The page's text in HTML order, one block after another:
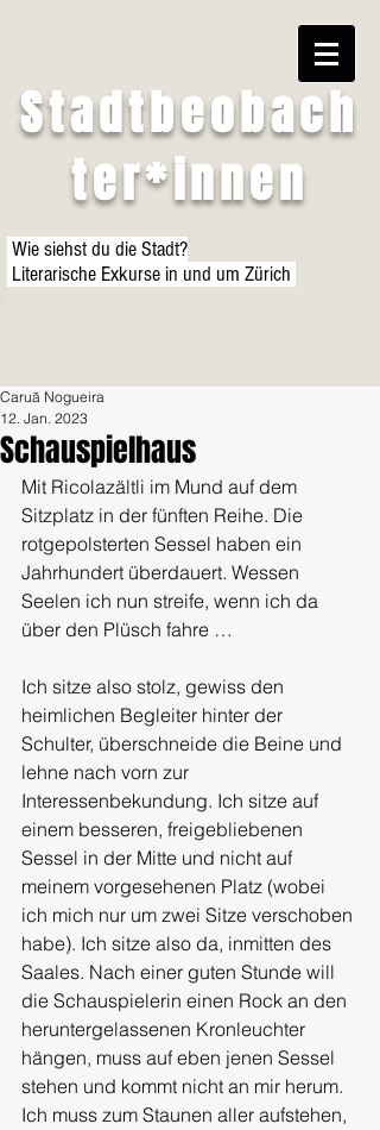
Stadtbeobach
ter*innen
Wie siehst du die Stadt?
Literarische Exkurse in und um Zürich
Schauspielhaus
Caruã Nogueira
12. Jan. 2023
Mit Ricolazältli im Mund auf dem
Sitzplatz in der fünften Reihe. Die
rotgepolsterten Sessel haben ein
Jahrhundert überdauert. Wessen
Seelen ich nun streife, wenn ich da
über den Plüsch fahre …
Ich sitze also stolz, gewiss den
heimlichen Begleiter hinter der
Schulter, überschneide die Beine und
lehne nach vorn zur
Interessenbekundung. Ich sitze auf
einem besseren, freigebliebenen
Sessel in der Mitte und nicht auf
meinem vorgesehenen Platz (wobei
ich mich nur um zwei Sitze verschoben
habe). Ich sitze also da, inmitten des
Saales. Nach einer guten Stunde will
die Schauspielerin einen Rock an den
heruntergelassenen Kronleuchter
hängen, muss auf eben jenen Sessel
stehen und kommt nicht an mir herum.
Ich muss zum Staunen aller aufstehen,